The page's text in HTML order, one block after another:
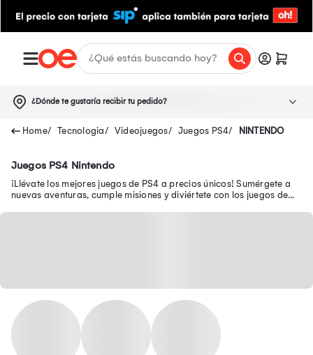
¿Dónde te gustaría recibir tu pedido?
Tecnologia Videojuegos Juegos PS4 NINTENDO
Juegos PS4 Nintendo
¡Llévate los mejores juegos de PS4 a precios únicos! Sumérgete a
nuevas aventuras, cumple misiones y diviértete con los juegos de